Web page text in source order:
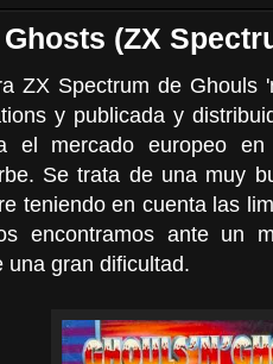
(ZX
ZX Spectrum de Ghouls
y publicada y
el mercado europeo
Se trata de una muy
teniendo en cuenta las
encontramos ante un
una gran dificultad.